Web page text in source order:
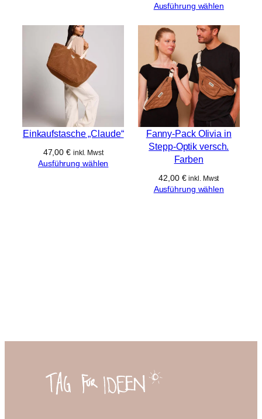
Ausführung wählen
Einkaufstasche „Claude“
47,00€ inkl. Mwst
Ausführung wählen
Fanny-Pack Olivia in
Stepp-Optik versch.
Farben
42,00 € inkl. Mwst
Ausführung wählen